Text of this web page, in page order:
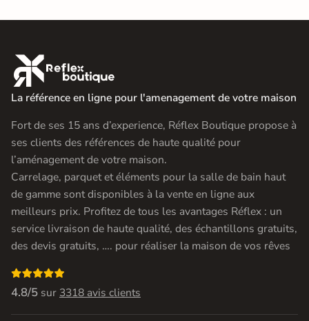

La référence en ligne pour l'amenagement de votre maison
Fort de ses 15 ans d’experience, Réflex Boutique propose à
ses clients des références de haute qualité pour
l’aménagement de votre maison.
Carrelage, parquet et éléments pour la salle de bain haut
de gamme sont disponibles à la vente en ligne aux
meilleurs prix. Profitez de tous les avantages Réflex : un
service livraison de haute qualité, des échantillons gratuits,
des devis gratuits, …. pour réaliser la maison de vos rêves

4.8/5 sur 3318 avis clients